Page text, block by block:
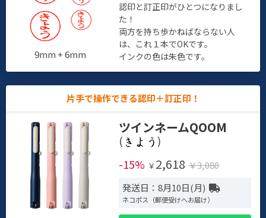
9mm + 6mm
認印と訂正印がひとつになりまし
た！
両方を持ち歩かねばならない人
は、これ１本でOKです。
インクの色は朱色です。
片手で操作できる認印＋訂正印！
ツインネームQOOM
(
)
-15% ￥ 2,618 ￥3,080
発送日：8月10日(月)
ネコポス（郵便受けへお届け）